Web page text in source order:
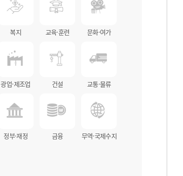
복지 교육·훈련 문화·여가
광업·제조업 건설 교통·물류
정부·재정 금융 무역·국제수지